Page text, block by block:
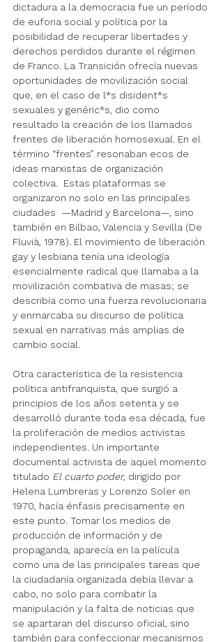
dictadura a la democracia fue un período
de euforia social y política por la
posibilidad de recuperar libertades y
derechos perdidos durante el régimen
de Franco. La Transición ofrecía nuevas
oportunidades de movilización social
que, en el caso de l*s disident*s
sexuales y genéric*s, dio como
resultado la creación de los llamados
frentes de liberación homosexual. En el
término “frentes” resonaban ecos de
ideas marxistas de organización
colectiva.  Estas plataformas se
organizaron no solo en las principales
ciudades  —Madrid y Barcelona—, sino
también en Bilbao, Valencia y Sevilla (De
Fluvià, 1978). El movimiento de liberación
gay y lesbiana tenía una ideología
esencialmente radical que llamaba a la
movilización combativa de masas; se
describía como una fuerza revolucionaria
y enmarcaba su discurso de política
sexual en narrativas más amplias de
cambio social.
Otra característica de la resistencia
política antifranquista, que surgió a
principios de los años setenta y se
desarrolló durante toda esa década, fue
la proliferación de medios activistas
independientes. Un importante
documental activista de aquel momento
titulado El cuarto poder, dirigido por
Helena Lumbreras y Lorenzo Soler en
1970, hacía énfasis precisamente en
este punto. Tomar los medios de
producción de información y de
propaganda, aparecía en la película
como una de las principales tareas que
la ciudadanía organizada debía llevar a
cabo, no solo para combatir la
manipulación y la falta de noticias que
se apartaran del discurso oficial, sino
también para confeccionar mecanismos